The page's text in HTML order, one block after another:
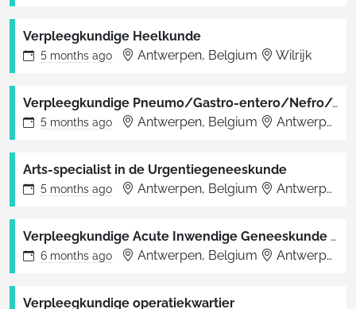
Verpleegkundige Heelkunde
5 months ago Antwerpen, Belgium Wilrijk
Verpleegkundige Pneumo/Gastro-entero/Nefro/Algemeen Interne 5B
5 months ago Antwerpen, Belgium Antwerpen
Arts-specialist in de Urgentiegeneeskunde
5 months ago Antwerpen, Belgium Antwerpen
Verpleegkundige Acute Inwendige Geneeskunde 1&2
6 months ago Antwerpen, Belgium Antwerpen
Verpleegkundige operatiekwartier